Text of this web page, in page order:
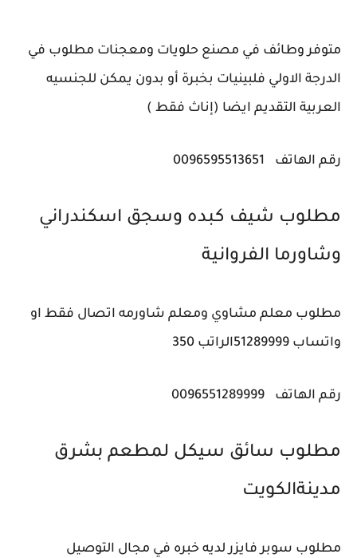
متوفر وطائف في مصنع حلويات ومعجنات مطلوب في
الدرجة الاولي فلبينيات بخبرة أو بدون يمكن للجنسيه
العربية التقديم ايضا (إناث فقط )
رقم الهاتف 0096595513651
مطلوب شيف كبده وسجق اسكندراني
وشاورما ‎الفروانية
مطلوب معلم مشاوي ومعلم شاورمه اتصال فقط او
واتساب 51289999الراتب 350
رقم الهاتف 0096551289999
مطلوب سائق سيكل لمطعم بشرق
مطلوب سوبر فايزر لديه خبره في مجال التوصيل